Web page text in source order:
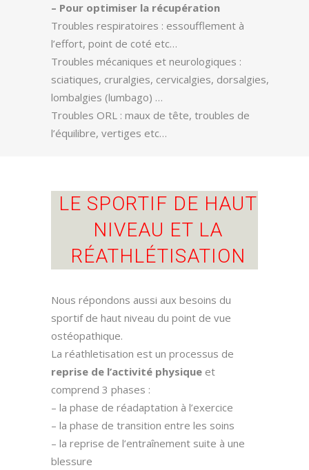
– Pour optimiser la récupération
Troubles respiratoires : essoufflement à
l’effort, point de coté etc…
Troubles mécaniques et neurologiques :
sciatiques, cruralgies, cervicalgies, dorsalgies,
lombalgies (lumbago) …
Troubles ORL : maux de tête, troubles de
l’équilibre, vertiges etc…
LE SPORTIF DE HAUT
NIVEAU ET LA
RÉATHLÉTISATION
Nous répondons aussi aux besoins du
sportif de haut niveau du point de vue
ostéopathique.
La réathletisation est un processus de
reprise de l’activité physique et
comprend 3 phases :
– la phase de réadaptation à l’exercice
– la phase de transition entre les soins
– la reprise de l’entraînement suite à une
blessure